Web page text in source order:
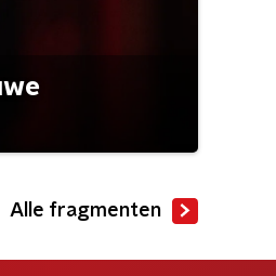
Alle fragmenten